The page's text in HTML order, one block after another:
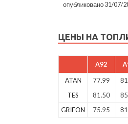
опубликовано 31/07/
ЦЕНЫ НА
A92
ATAN 77.99
TES
81.50
GRIFON
75.95